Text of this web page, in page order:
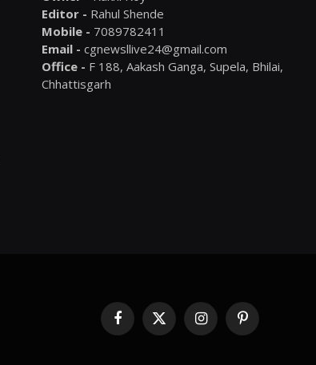
Editor - Rahul Shende
Mobile - 7089782411
Email - cgnewsllive24@gmail.com
Office - F 188, Aakash Ganga, Supela, Bhilai,
Chhattisgarh
Facebook
X
(Twitter)
InstagramPinterest